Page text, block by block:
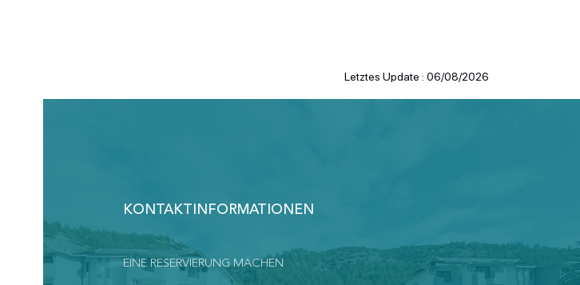
Letztes Update : 06/08/2026
KONTAKTINFORMATIONEN
EINE RESERVIERUNG MACHEN